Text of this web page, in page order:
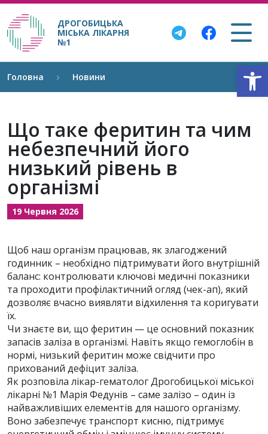
ДРОГОБИЦЬКА
МІСЬКА ЛІКАРНЯ
№1
Головна Новини
Що таке феритин та чим
небезпечний його
низький рівень в
організмі
19 Червня 2026
Щоб наш організм працював, як злагоджений
годинник – необхідно підтримувати його внутрішній
баланс: контролювати ключові медичні показники
та проходити профілактичний огляд (чек-ап), який
дозволяє вчасно виявляти відхилення та коригувати
їх.
Чи знаєте ви, що феритин — це основний показник
запасів заліза в організмі. Навіть якщо гемоглобін в
нормі, низький феритин може свідчити про
прихований дефіцит заліза.
Як розповіла лікар-гематолог Дрогобицької міської
лікарні №1 Марія Федунів – саме залізо – один із
найважливіших елементів для нашого організму.
Воно забезпечує транспорт кисню, підтримує